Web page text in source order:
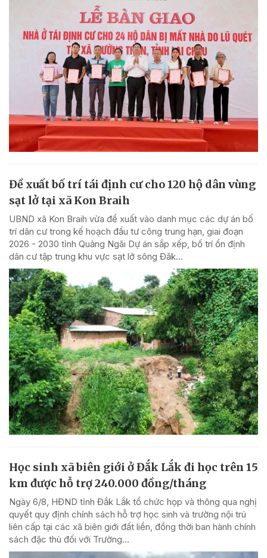
Đề xuất bố trí tái định cư cho 120 hộ dân vùng
sạt lở tại xã Kon Braih
UBND xã Kon Braih vừa đề xuất vào danh mục các dự án bố
trí dân cư trong kế hoạch đầu tư công trung hạn, giai đoạn
2026 - 2030 tỉnh Quảng Ngãi Dự án sắp xếp, bố trí ổn định
dân cư tập trung khu vực sạt lở sông Đăk...
Học sinh xã biên giới ở Đắk Lắk đi học trên 15
km được hỗ trợ 240.000 đồng/tháng
Ngày 6/8, HĐND tỉnh Đắk Lắk tổ chức họp và thông qua nghị
quyết quy định chính sách hỗ trợ học sinh và trường nội trú
liên cấp tại các xã biên giới đất liền, đồng thời ban hành chính
sách đặc thù đối với Trường...